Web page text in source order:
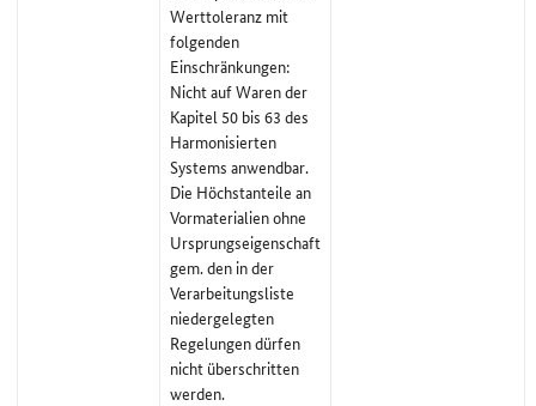
Werttoleranz mit
folgenden
Einschränkungen:
Nicht auf Waren der
Kapitel 50 bis 63 des
Harmonisierten
Systems anwendbar.
Die Höchstanteile an
Vormaterialien ohne
Ursprungseigenschaft
gem. den in der
Verarbeitungsliste
niedergelegten
Regelungen dürfen
nicht überschritten
werden.